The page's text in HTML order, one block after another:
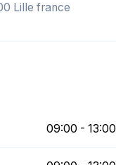
Lille france
09:00 - 13:00